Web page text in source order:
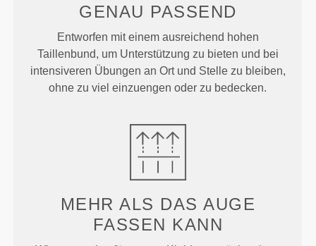
GENAU PASSEND
Entworfen mit einem ausreichend hohen
Taillenbund, um Unterstützung zu bieten und bei
intensiveren Übungen an Ort und Stelle zu bleiben,
ohne zu viel einzuengen oder zu bedecken.
MEHR ALS DAS AUGE
FASSEN KANN